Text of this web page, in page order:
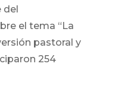
del
el tema “La
pastoral y
254